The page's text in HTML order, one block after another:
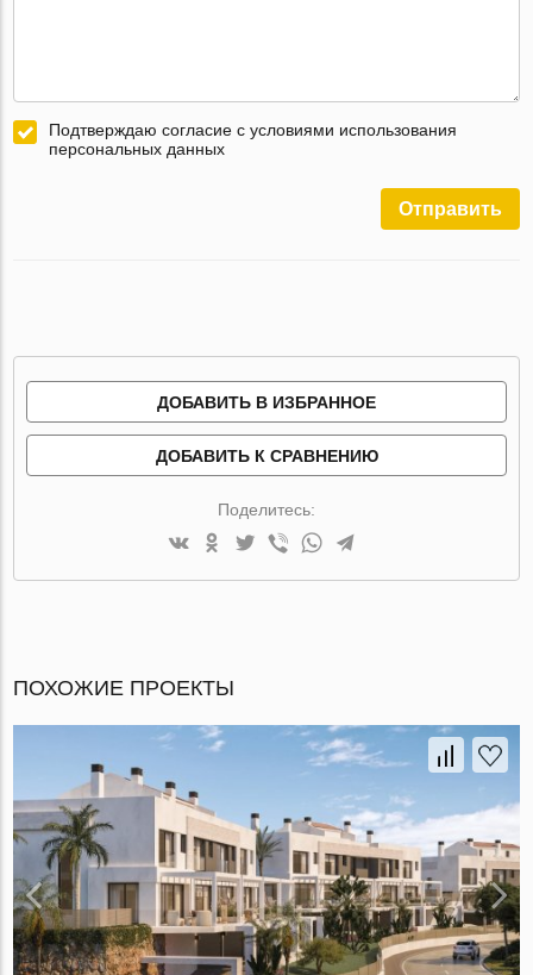
Подтверждаю согласие с условиями использования
персональных данных
Отправить
ДОБАВИТЬ В ИЗБРАННОЕ
ДОБАВИТЬ К СРАВНЕНИЮ
Поделитесь:
ПОХОЖИЕ ПРОЕКТЫ